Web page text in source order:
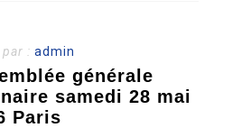
par :admin
générale
samedi 28 mai
Paris